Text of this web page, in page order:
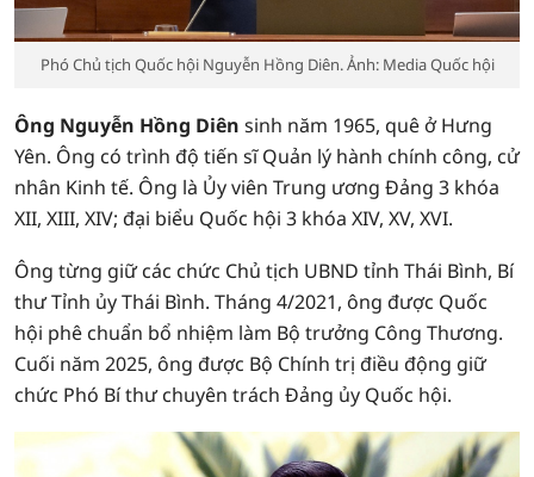
Phó Chủ tịch Quốc hội Nguyễn Hồng Diên. Ảnh: Media Quốc hội
Ông Nguyễn Hồng Diên sinh năm 1965, quê ở Hưng
Yên. Ông có trình độ tiến sĩ Quản lý hành chính công, cử
nhân Kinh tế. Ông là Ủy viên Trung ương Đảng 3 khóa
XII, XIII, XIV; đại biểu Quốc hội 3 khóa XIV, XV, XVI.
Ông từng giữ các chức Chủ tịch UBND tỉnh Thái Bình, Bí
thư Tỉnh ủy Thái Bình. Tháng 4/2021, ông được Quốc
hội phê chuẩn bổ nhiệm làm Bộ trưởng Công Thương.
Cuối năm 2025, ông được Bộ Chính trị điều động giữ
chức Phó Bí thư chuyên trách Đảng ủy Quốc hội.